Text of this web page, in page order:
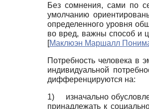
Без сомнения, сами по
умолчанию
определенного уровня
во вред, важны способ и
[Маклюэн Маршалл
Потребность человека в
индивидуальной
дифференцируются на:
1) изначально
принадлежать к